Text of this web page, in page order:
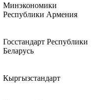
Минэкономики
Республики Армения
Госстандарт Республики
Беларусь
Кыргызстандарт